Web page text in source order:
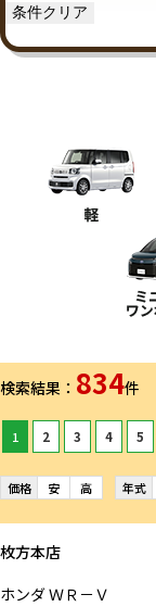
検索結果： 834件
1 2 3 4 5
価格 安 高 年式
枚方本店
ホンダＷＲ－Ｖ